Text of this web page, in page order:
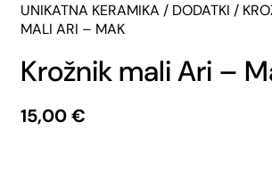
UNIKATNA KERAMIKA / DODATKI /
MALI ARI – MAK
Krožnik mali Ari –
15,00€